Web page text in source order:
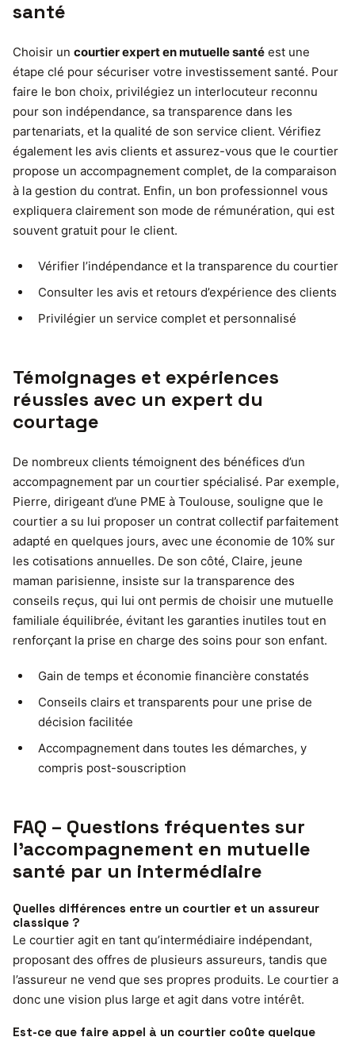
santé
Choisir un courtier expert en mutuelle santé est une
étape clé pour sécuriser votre investissement santé. Pour
faire le bon choix, privilégiez un interlocuteur reconnu
pour son indépendance, sa transparence dans les
partenariats, et la qualité de son service client. Vérifiez
également les avis clients et assurez-vous que le courtier
propose un accompagnement complet, de la comparaison
à la gestion du contrat. Enfin, un bon professionnel vous
expliquera clairement son mode de rémunération, qui est
souvent gratuit pour le client.
Vérifier l’indépendance et la transparence du courtier
Consulter les avis et retours d’expérience des clients
Privilégier un service complet et personnalisé
Témoignages et expériences
réussies avec un expert du
courtage
De nombreux clients témoignent des bénéfices d’un
accompagnement par un courtier spécialisé. Par exemple,
Pierre, dirigeant d’une PME à Toulouse, souligne que le
courtier a su lui proposer un contrat collectif parfaitement
adapté en quelques jours, avec une économie de 10% sur
les cotisations annuelles. De son côté, Claire, jeune
maman parisienne, insiste sur la transparence des
conseils reçus, qui lui ont permis de choisir une mutuelle
familiale équilibrée, évitant les garanties inutiles tout en
renforçant la prise en charge des soins pour son enfant.
Gain de temps et économie financière constatés
Conseils clairs et transparents pour une prise de
décision facilitée
Accompagnement dans toutes les démarches, y
compris post-souscription
FAQ – Questions fréquentes sur
l’accompagnement en mutuelle
santé par un intermédiaire
Quelles différences entre un courtier et un assureur
classique ?
Le courtier agit en tant qu’intermédiaire indépendant,
proposant des offres de plusieurs assureurs, tandis que
l’assureur ne vend que ses propres produits. Le courtier a
donc une vision plus large et agit dans votre intérêt.
Est-ce que faire appel à un courtier coûte quelque